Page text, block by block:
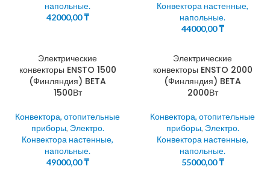
напольные.
42000,00₸
Конвектора настенные,
напольные.
44000,00₸
Электрические
конвекторы ENSTO 1500
(Финляндия) BETA
1500Вт
Конвектора, отопительные
приборы, Электро.
Конвектора настенные,
напольные.
49000,00₸
Электрические
конвекторы ENSTO 2000
(Финляндия) BETA
2000Вт
Конвектора, отопительные
приборы, Электро.
Конвектора настенные,
напольные.
55000,00₸